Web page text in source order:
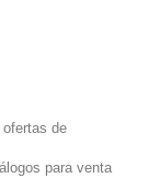
de
para venta